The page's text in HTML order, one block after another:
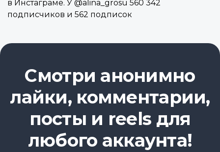
в Инстаграме. У @alina_grosu 560 342
подписчиков и 562 подписок
Смотри анонимно
лайки, комментарии,
посты и reels для
любого аккаунта!